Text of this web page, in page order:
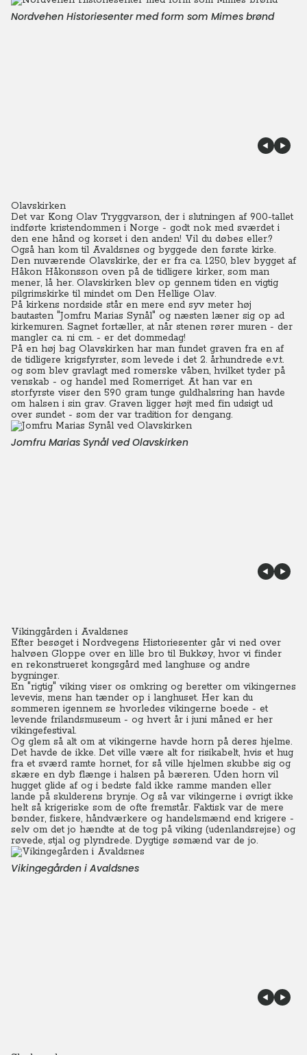
Nordvehen Historiesenter med form som Mimes brønd
Olavskirken
Det var Kong Olav Tryggvarson, der i slutningen af 900-tallet
indførte kristendommen i Norge - godt nok med sværdet i
den ene hånd og korset i den anden! Vil du døbes eller.?
Også han kom til Avaldsnes og byggede den første kirke.
Den nuværende Olavskirke, der er fra ca. 1250, blev bygget af
Håkon Håkonsson oven på de tidligere kirker, som man
mener, lå her. Olavskirken blev op gennem tiden en vigtig
pilgrimskirke til mindet om Den Hellige Olav.
På kirkens nordside står en mere end syv meter høj
bautasten "Jomfru Marias Synål" og næsten læner sig op ad
kirkemuren. Sagnet fortæller, at når stenen rører muren - der
mangler ca. ni cm. - er det dommedag!
På en høj bag Olavskirken har man fundet graven fra en af
de tidligere krigsfyrster, som levede i det 2. århundrede e.v.t.
og som blev gravlagt med romerske våben, hvilket tyder på
venskab - og handel med Romerriget. At han var en
storfyrste viser den 590 gram tunge guldhalsring han havde
om halsen i sin grav. Graven ligger højt med fin udsigt ud
over sundet - som der var tradition for dengang.
Jomfru Marias Synål ved Olavskirken
Vikinggården i Avaldsnes
Efter besøget i Nordvegens Historiesenter går vi ned over
halvøen Gloppe over en lille bro til Bukkøy, hvor vi finder
en rekonstrueret kongsgård med langhuse og andre
bygninger.
En "rigtig" viking viser os omkring og beretter om vikingernes
levevis, mens han tænder op i langhuset. Her kan du
sommeren igennem se hvorledes vikingerne boede - et
levende frilandsmuseum - og hvert år i juni måned er her
vikingefestival.
Og glem så alt om at vikingerne havde horn på deres hjelme.
Det havde de ikke. Det ville være alt for risikabelt, hvis et hug
fra et sværd ramte hornet, for så ville hjelmen skubbe sig og
skære en dyb flænge i halsen på bæreren. Uden horn vil
hugget glide af og i bedste fald ikke ramme manden eller
lande på skulderens brynje. Og så var vikingerne i øvrigt ikke
helt så krigeriske som de ofte fremstår. Faktisk var de mere
bønder, fiskere, håndværkere og handelsmænd end krigere -
selv om det jo hændte at de tog på viking (udenlandsrejse) og
røvede, stjal og plyndrede. Dygtige sømænd var de jo.
Vikingegården i Avaldsnes